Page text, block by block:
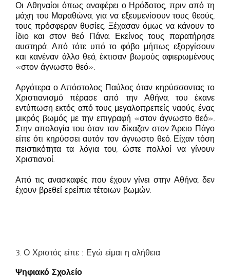
Οι Αθηναίοι όπως αναφέρει ο Ηρόδοτος, πριν από τη
μάχη του Μαραθώνα, για να εξευμενίσουν τους θεούς,
τους πρόσφεραν θυσίες. Ξέχασαν όμως να κάνουν το
ίδιο και στον θεό Πάνα. Εκείνος τους παρατήρησε
αυστηρά. Από τότε υπό το φόβο μήπως εξοργίσουν
και κανέναν άλλο θεό, έκτισαν βωμούς αφιερωμένους
«στον άγνωστο θεό».
Αργότερα ο Απόστολος Παύλος όταν κηρύσσοντας το
Χριστιανισμό πέρασε από την Αθήνα, του έκανε
εντύπωση εκτός από τους μεγαλοπρεπείς ναούς, ένας
μικρός βωμός με την επιγραφή «στον άγνωστο θεό».
Στην απολογία του όταν τον δίκαζαν στον Άρειο Πάγο
είπε ότι κηρύσσει αυτόν τον άγνωστο θεό. Είχαν τόση
πειστικότητα τα λόγια του, ώστε πολλοί να γίνουν
Χριστιανοί.
Από τις ανασκαφές που έχουν γίνει στην Αθήνα, δεν
έχουν βρεθεί ερείπια τέτοιων βωμών.
3. Ο Χριστός είπε : Εγώ είμαι η αλήθεια
Ψηφιακό Σχολείο